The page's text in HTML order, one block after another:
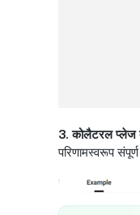
3. कोलैटरल प्लेज
परिणामस्वरूप